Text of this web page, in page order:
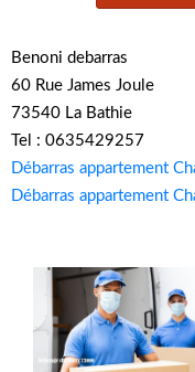
Benoni debarras
60 Rue James Joule
73540 La Bathie
Tel : 0635429257
Débarras appartement
Débarras appartement